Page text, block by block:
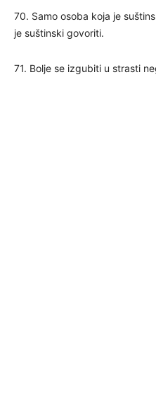
70. Samo osoba koja je
je suštinski govoriti.
71. Bolje se izgubiti u strasti